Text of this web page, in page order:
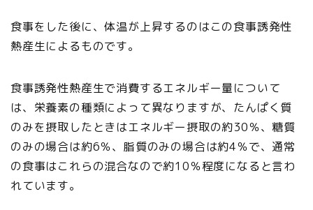
食事をした後に、体温が上昇するのはこの食事誘発性
熱産生によるものです。
食事誘発性熱産生で消費するエネルギー量について
は、栄養素の種類によって異なりますが、たんぱく質
のみを摂取したときはエネルギー摂取の約30％、糖質
のみの場合は約6％、脂質のみの場合は約4％で、通常
の食事はこれらの混合なので約10％程度になると言わ
れています。